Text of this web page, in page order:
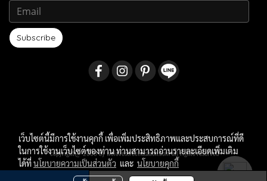
Subscribe
copyright@ 2009 by welovestreetfashion.com all rights reserved
เว็บไซต์นี้มีการใช้งานคุกกี้ เพื่อเพิ่มประสิทธิภาพและประสบการณ์ที่ดี
ในการใช้งานเว็บไซต์ของท่าน ท่านสามารถอ่านรายละเอียดเพิ่มเติม
ได้ที่นโยบายความเป็นส่วนตัว และ นโยบายคุกกี้